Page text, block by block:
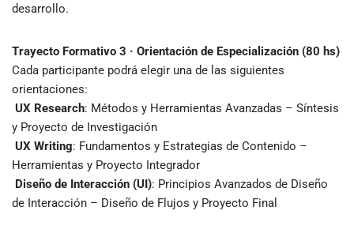
desarrollo.
Trayecto Formativo 3 · Orientación de Especialización (80 hs)
Cada participante podrá elegir una de las siguientes
orientaciones:
UX Research: Métodos y Herramientas Avanzadas – Síntesis
y Proyecto de Investigación
UX Writing: Fundamentos y Estrategias de Contenido –
Herramientas y Proyecto Integrador
Diseño de Interacción (UI): Principios Avanzados de Diseño
de Interacción – Diseño de Flujos y Proyecto Final